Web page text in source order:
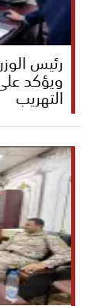
رئيس
ويؤكد
التهريب